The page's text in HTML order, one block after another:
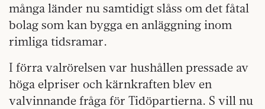
många länder nu samtidigt slåss om det fåtal
bolag som kan bygga en anläggning inom
rimliga tidsramar.
I förra valrörelsen var hushållen pressade av
höga elpriser och kärnkraften blev en
valvinnande fråga för Tidöpartierna. S vill nu